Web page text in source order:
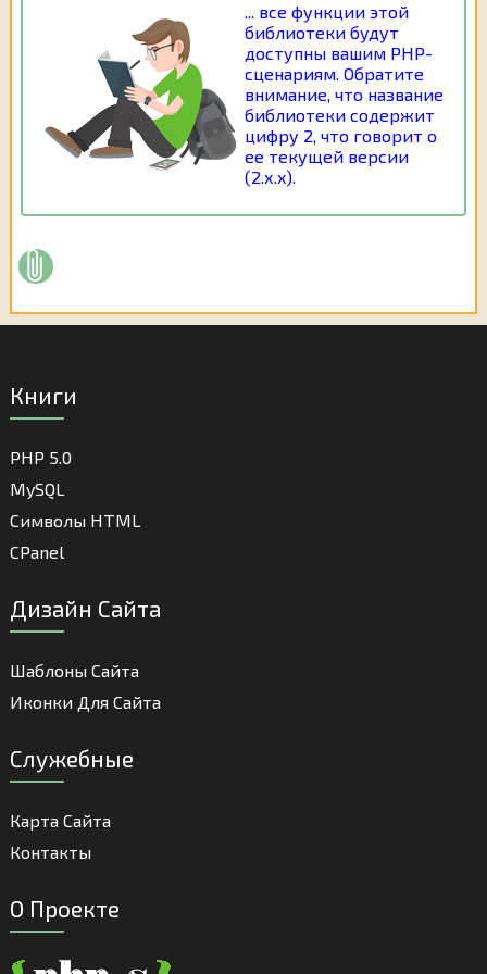
... все функции этой
библиотеки будут
доступны вашим РНР-
сценариям. Обратите
внимание, что название
библиотеки содержит
цифру 2, что говорит о
ее текущей версии
(2.х.х).
Книги
PHP 5.0
MySQL
Cимволы HTML
CPanel
Дизайн Сайта
Шаблоны Сайта
Иконки Для Сайта
Служебные
Карта Сайта
Контакты
О Проекте